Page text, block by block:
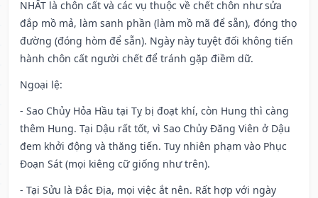
NHẤT là chôn cất và các vụ thuộc về chết chôn như sửa
đắp mồ mả, làm sanh phần (làm mồ mã để sẵn), đóng thọ
đường (đóng hòm để sẵn). Ngày này tuyệt đối không tiến
hành chôn cất người chết để tránh gặp điềm dữ.
Ngoại lệ:
- Sao Chủy Hỏa Hầu tại Tỵ bị đoạt khí, còn Hung thì càng
thêm Hung. Tại Dậu rất tốt, vì Sao Chủy Đăng Viên ở Dậu
đem khởi động và thăng tiến. Tuy nhiên phạm vào Phục
Đoạn Sát (mọi kiêng cữ giống như trên).
- Tại Sửu là Đắc Địa, mọi việc ắt nên. Rất hợp với ngày